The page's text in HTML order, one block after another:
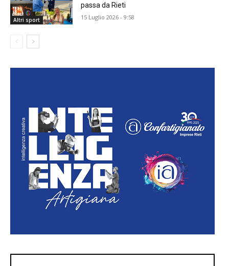
Altri sport
passa da Rieti
15 Luglio 2026 - 9:58